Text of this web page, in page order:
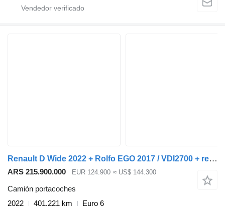
Renault D Wide 2022 + Rolfo EGO 2017 / VDI2700 + remolque portacoches
ARS 215.900.000 EUR 124.900 ≈ US$ 144.300
Camión portacoches
2022
401.221 km
Euro 6